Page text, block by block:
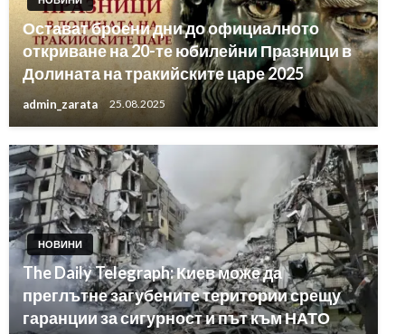
Остават броени дни до официалното
откриване на 20-те юбилейни Празници в
Долината на тракийските царе 2025
admin_zarata 25.08.2025
НОВИНИ
The Daily Telegraph: Киев може да
преглътне загубените територии срещу
гаранции за сигурност и път към НАТО